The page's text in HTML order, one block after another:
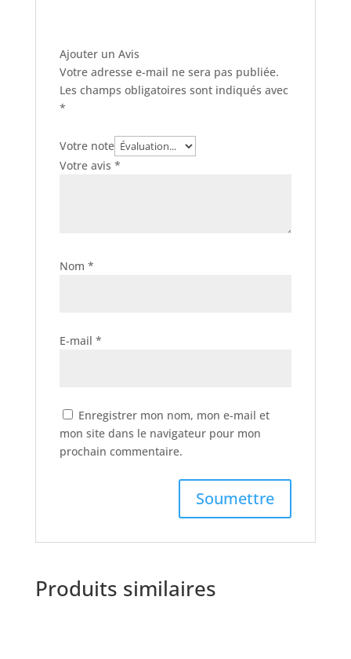
Ajouter un Avis
Votre adresse e-mail ne sera pas publiée.
Les champs obligatoires sont indiqués avec
*
Votre note
Votre avis *
Nom *
E-mail *
Enregistrer mon nom, mon e-mail et
mon site dans le navigateur pour mon
prochain commentaire.
Produits similaires